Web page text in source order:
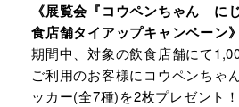
《展覧会『コウペンちゃん に
食店舗タイアップキャンペーン》
期間中、対象の飲食店舗にて
ご利用のお客様にコウペンちゃ
ッカー(全7種)を2枚プレゼント！